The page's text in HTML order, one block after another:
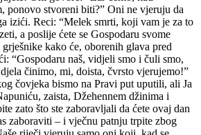
ponovo stvoreni biti?” Oni ne vjeruju da
izići. Reci: “Melek smrti, koji vam je za to
a poslije ćete se Gospodaru svome
kako će, oborenih glava pred
“Gospodaru naš, vidjeli smo i čuli smo,
činimo, mi, doista, čvrsto vjerujemo!”
čovjeka bismo na Pravi put uputili, ali Ja
zaista, Džehennem džinima i
zato što ste zaboravljali da ćete ovaj dan
zaboraviti – i vječnu patnju trpite zbog